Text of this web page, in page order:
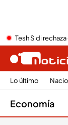
Tesh Sidi
Lo último
Economía